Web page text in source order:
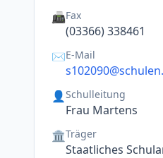
📠Fax
(03366) 338461
✉️E-Mail
👤 Schulleitung
Frau Martens
🏛️Träger
Staatliches